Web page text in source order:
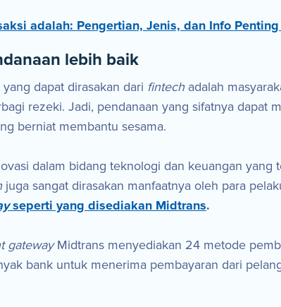
adalah: Pengertian, Jenis, dan Info
lebih baik
dapat dirasakan dari fintech adalah
rezeki. Jadi, pendanaan yang sifatnya dapat
berniat membantu sesama.
dalam bidang teknologi dan keuangan yang
juga sangat dirasakan manfaatnya oleh para
seperti yang disediakan Midtrans.
gatewayMidtrans menyediakan 24 metode
bank untuk menerima pembayaran dari